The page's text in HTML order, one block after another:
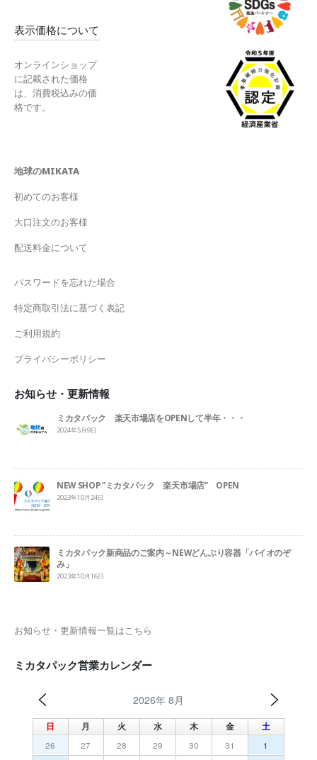
表示価格について
オンラインショップ
に記載された価格
は、消費税込みの価
格です。
地球のMIKATA
初めてのお客様
大口注文のお客様
配送料金について
パスワードを忘れた場合
特定商取引法に基づく表記
ご利用規約
プライバシーポリシー
お知らせ・更新情報
ミカタパック 楽天市場店をOPENして半年・・・
2024年5月9日
NEW SHOP ”ミカタパック 楽天市場店” OPEN
2023年10月24日
ミカタパック新商品のご案内～NEWどんぶり容器「バイオのぞ
み」
2023年10月16日
お知らせ・更新情報一覧はこちら
ミカタパック営業カレンダー
2026年 8月
日 月 火 水 木 金 土
26 27 28 29 30 31
1